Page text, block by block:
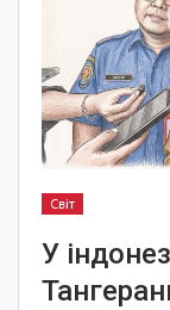
Світ
У